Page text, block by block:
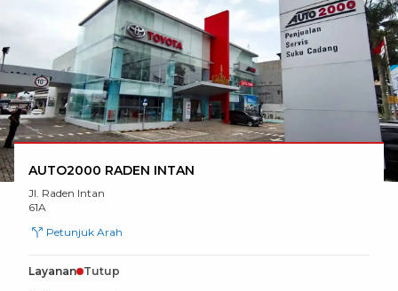
AUTO2000 RADEN INTAN
Jl. Raden Intan
61A
Petunjuk Arah
Layanan Tutup